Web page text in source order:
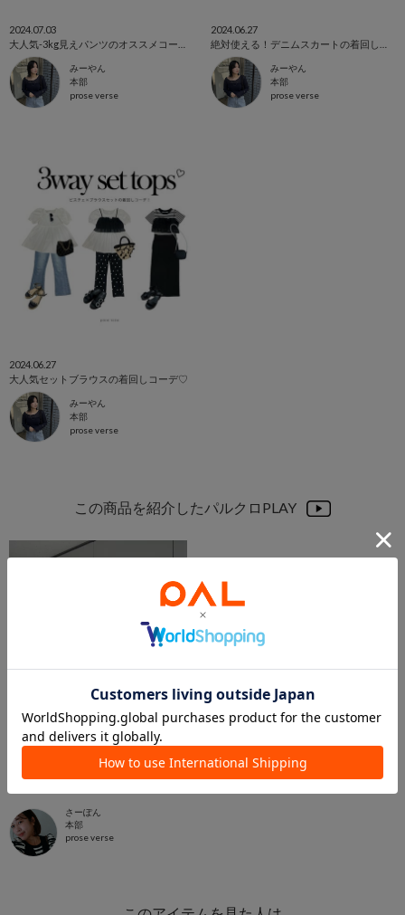
2024.07.03
みーやん
本部
prose verse
2024.06.27
みーやん
本部
prose verse
2024.06.27
大人気セットブラウスの着回しコーデ♡
みーやん
本部
prose verse
この商品を紹介したパルクロPLAY
さーぽん
本部
prose verse